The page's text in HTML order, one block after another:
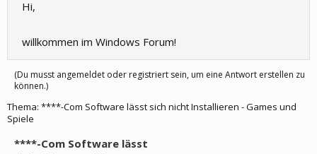
Hi,
willkommen im Windows Forum!
(Du musst angemeldet oder registriert sein, um eine Antwort erstellen zu
können.)
Thema: ****-Com Software lässt sich nicht Installieren - Games und
Spiele
****-Com Software lässt